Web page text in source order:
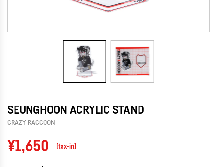
SEUNGHOON ACRYLIC STAND
CRAZY RACCOON
Regular
price
¥1,650 [tax-in]